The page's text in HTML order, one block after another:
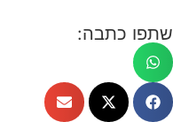
שתפו כתבה: